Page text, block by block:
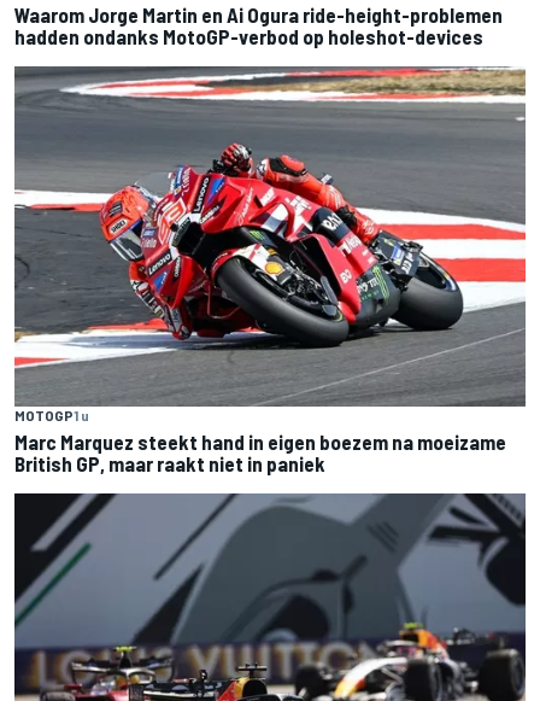
Waarom Jorge Martin en Ai Ogura ride-height-problemen
hadden ondanks MotoGP-verbod op holeshot-devices
MOTOGP1 u
Marc Marquez steekt hand in eigen boezem na moeizame
British GP, maar raakt niet in paniek